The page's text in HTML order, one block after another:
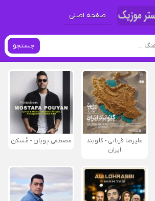
صفحه اصلی
جستجو
علیرضا قربانی - گلوبند
ایران
مصطفی پویان - مُسکن